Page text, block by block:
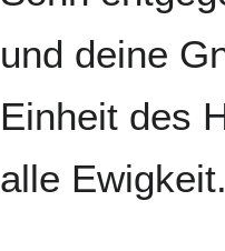
und deine
Einheit des
alle